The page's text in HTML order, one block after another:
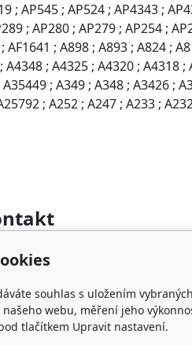
; AP545 ; AP524 ; AP4343 ;
; AP280 ; AP279 ; AP254 ;
AF1641 ; A898 ; A893 ; A824 ;
; A4325 ; A4320 ; A4318
; A349 ; A348 ; A3426 ;
; A252 ; A247 ; A233 ;
filtrace.cz
222 364 282
souhlas s uložením
webu, měření jeho
tlačítkem Upravit nastavení.